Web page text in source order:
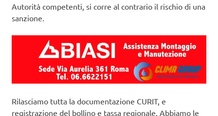
Autorità competenti, si corre al contrario il rischio di una
sanzione.
Rilasciamo tutta la documentazione CURIT, e
registrazione del bollino e tassa regionale. Abbiamo le